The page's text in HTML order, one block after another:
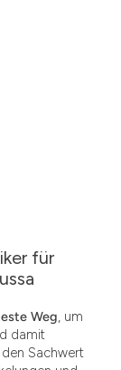
für
Weg, um
damit
Sachwert